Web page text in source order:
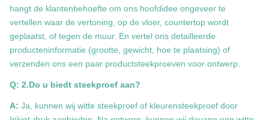
hangt de klantenbehoefte om ons hoofdidee ongeveer te
vertellen waar de vertoning, op de vloer, countertop wordt
geplaatst, of tegen de muur. En vertel ons detailleerde
producteninformatie (grootte, gewicht, hoe te plaatsing) of
verzenden ons een paar productsteekproeven voor ontwerp.
Q: 2.Do u biedt steekproef aan?
A: Ja, kunnen wij witte steekproef of kleurensteekproef door